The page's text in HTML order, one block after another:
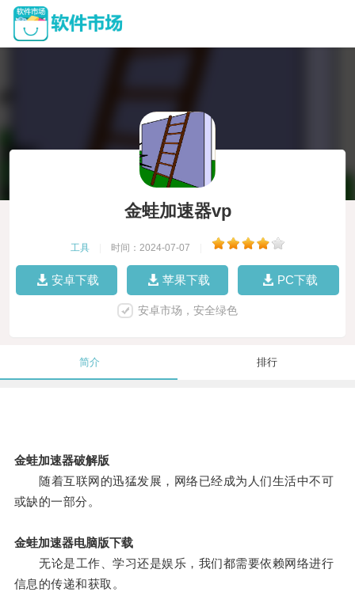
金蛙加速器vp
工具 时间：2024-07-07
安卓下载 苹果下载 PC下载
安卓市场，安全绿色
简介 排行
金蛙加速器破解版
随着互联网的迅猛发展，网络已经成为人们生活中不可
或缺的一部分。
金蛙加速器电脑版下载
无论是工作、学习还是娱乐，我们都需要依赖网络进行
信息的传递和获取。